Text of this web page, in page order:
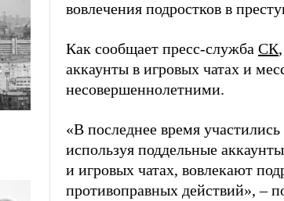
вовлечения подростков в
Как сообщает пресс-служба СК
аккаунты в игровых чатах и
несовершеннолетними.
«В последнее время
используя поддельные
и игровых чатах, вовлекают
противоправных действий», –